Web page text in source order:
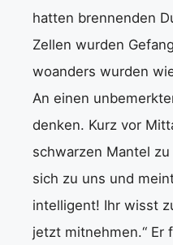
hatten brennenden
Zellen wurden
woanders wurden
An einen
denken. Kurz vor
schwarzen Mantel
sich zu uns und
intelligent! Ihr wisst
jetzt mitnehmen.“ Er